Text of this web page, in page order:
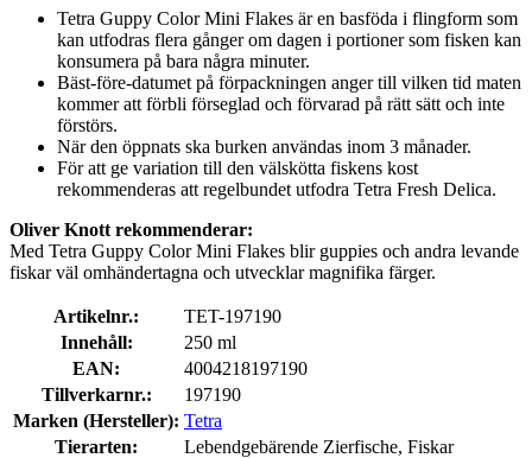
Tetra Guppy Color Mini Flakes är en basföda i flingform som
kan utfodras flera gånger om dagen i portioner som fisken kan
konsumera på bara några minuter.
Bäst-före-datumet på förpackningen anger till vilken tid maten
kommer att förbli förseglad och förvarad på rätt sätt och inte
förstörs.
När den öppnats ska burken användas inom 3 månader.
För att ge variation till den välskötta fiskens kost
rekommenderas att regelbundet utfodra Tetra Fresh Delica.
Oliver Knott rekommenderar:
Med Tetra Guppy Color Mini Flakes blir guppies och andra levande
fiskar väl omhändertagna och utvecklar magnifika färger.
Artikelnr.:
TET-197190
Innehåll:
250 ml
EAN:
4004218197190
Tillverkarnr.:
197190
Marken (Hersteller): Tetra
Tierarten:
Lebendgebärende Zierfische, Fiskar